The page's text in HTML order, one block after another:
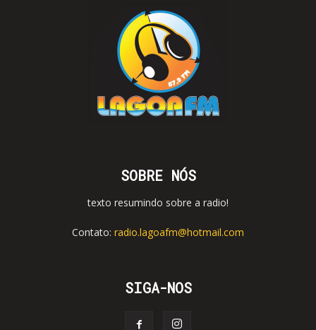
SOBRE NÓS
texto resumindo sobre a radio!
Contato: radio.lagoafm@hotmail.com
SIGA-NOS